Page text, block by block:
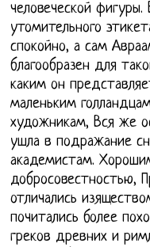
человеческой
утомительного
спокойно, а сам
благообразен для
каким он
маленьким
художникам, Вся же
ушла в подражание
академистам.
добросовестностью,
отличались
почитались более
греков древних и